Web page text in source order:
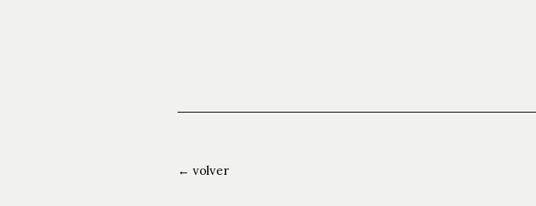
← volver